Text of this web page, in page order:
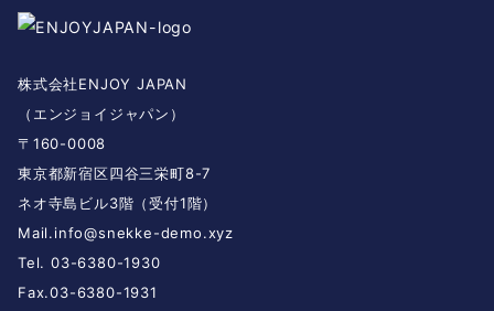
株式会社ENJOY JAPAN
（エンジョイジャパン）
〒160-0008
東京都新宿区四谷三栄町8-7
ネオ寺島ビル3階（受付1階）
Mail.info@snekke-demo.xyz
Tel. 03-6380-1930
Fax.03-6380-1931